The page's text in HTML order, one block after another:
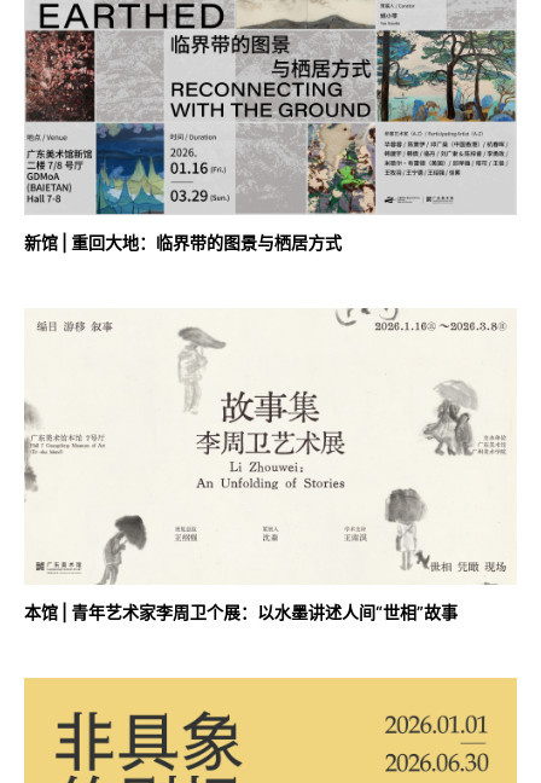
新馆 | 重回大地：临界带的图景与栖居方式
本馆 | 青年艺术家李周卫个展：以水墨讲述人间“世相”故事